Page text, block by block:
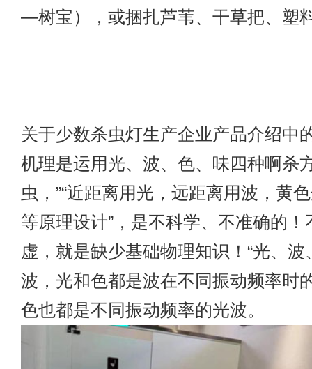
—树宝），或捆扎芦苇、干草把、塑
关于少数杀虫灯生产企业产品介绍中
机理是运用光、波、色、味四种啊杀
虫，”“近距离用光，远距离用波，黄
等原理设计”，是不科学、不准确的！
虚，就是缺少基础物理知识！“光、波
波，光和色都是波在不同振动频率时
色也都是不同振动频率的光波。